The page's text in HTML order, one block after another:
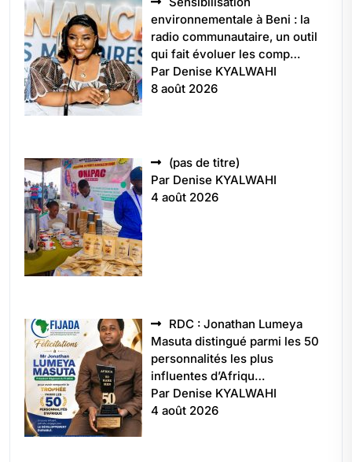
environnementale à Beni : la
radio communautaire, un outil
qui fait évoluer les comp…
Par Denise KYALWAHI
8 août 2026
(pas de titre)
5496
Par Denise KYALWAHI
4 août 2026
RDC : Jonathan Lumeya
Masuta distingué parmi les 50
personnalités les plus
influentes d’Afriqu…
Par Denise KYALWAHI
4 août 2026